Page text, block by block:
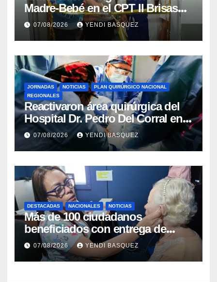
Madre-Bebé en el CPT II Brisas
del Aeropuerto ​Inauguraron
Rincón
07/08/2026 YENDI BASQUEZ
JORNADAS NOTICIAS
PLAN QUIRÚRGICO NACIONAL
REGIONALES
Reactivaron área quirúrgica del
Hospital Dr. Pedro Del Corral en
Guárico
07/08/2026 YENDI BASQUEZ
DESTACADAS NACIONALES NOTICIAS
Más de 100 ciudadanos
beneficiados con entrega de
prótesis auditivas en el Centro de
Rehabilitación J.J. Arvelo
07/08/2026 YENDI BASQUEZ